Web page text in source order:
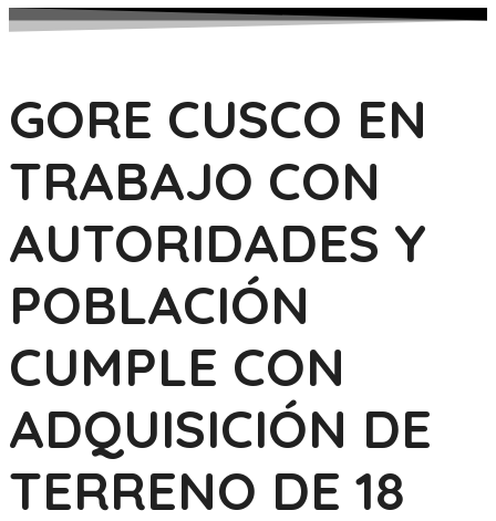
GORE CUSCO EN
TRABAJO CON
AUTORIDADES Y
POBLACIÓN
CUMPLE CON
ADQUISICIÓN DE
TERRENO DE 18